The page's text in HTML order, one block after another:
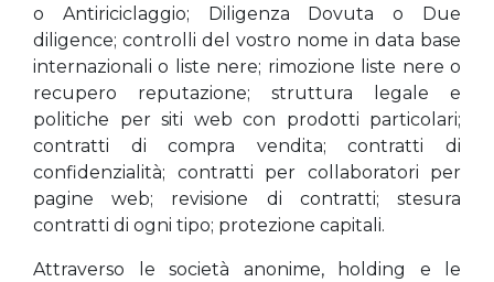
o Antiriciclaggio; Diligenza Dovuta o Due
diligence; controlli del vostro nome in data base
internazionali o liste nere; rimozione liste nere o
recupero reputazione; struttura legale e
politiche per siti web con prodotti particolari;
contratti di compra vendita; contratti di
confidenzialità; contratti per collaboratori per
pagine web; revisione di contratti; stesura
contratti di ogni tipo; protezione capitali.
Attraverso le società anonime, holding e le